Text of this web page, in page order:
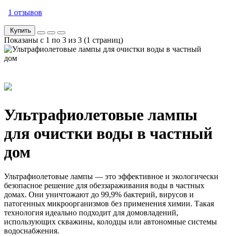
1 отзывов
Купить
Показаны с 1 по 3 из 3 (1 страниц)
Ультрафиолетовые лампы
для очистки воды в частный
дом
Ультрафиолетовые лампы — это эффективное и экологически
безопасное решение для обеззараживания воды в частных
домах. Они уничтожают до 99,9% бактерий, вирусов и
патогенных микроорганизмов без применения химии. Такая
технология идеально подходит для домовладений,
использующих скважины, колодцы или автономные системы
водоснабжения.